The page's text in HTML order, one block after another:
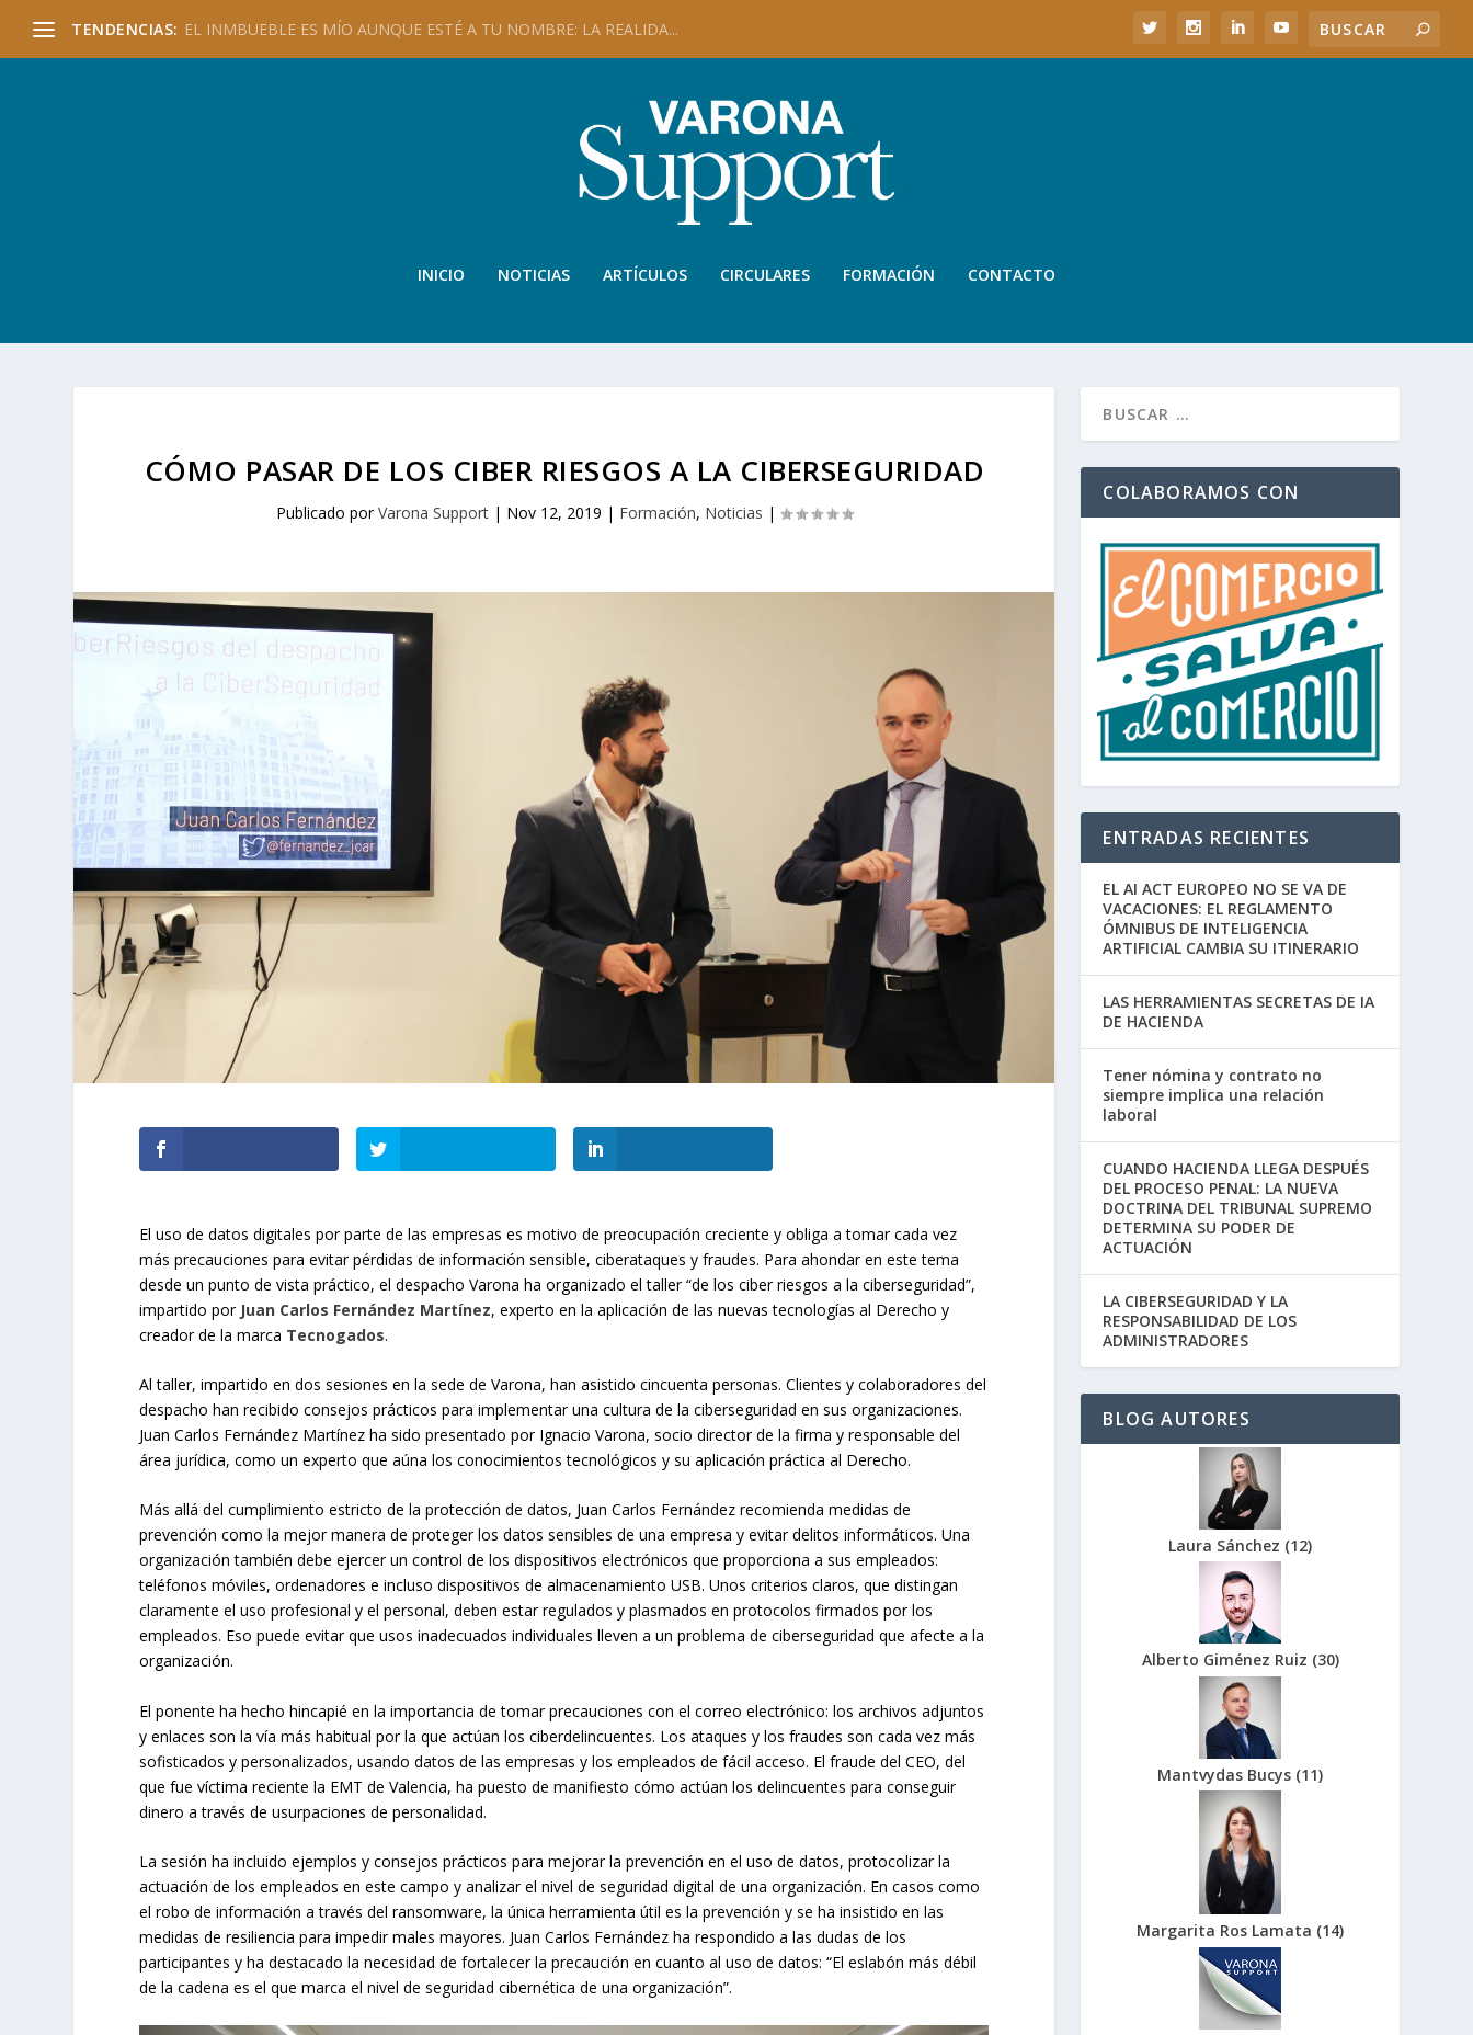
TENDENCIAS: EL INMBUEBLE ES MÍO AUNQUE ESTÉ A TU NOMBRE: LA REALIDA...
INICIO NOTICIAS ARTÍCULOS CIRCULARES FORMACIÓN CONTACTO
CÓMO PASAR DE LOS CIBER RIESGOS A LA CIBERSEGURIDAD
Publicado porVarona Support| Nov 12, 2019 | Formación, Noticias |
El uso de datos digitales por parte de las empresas es motivo de preocupación creciente y obliga a tomar cada vez
más precauciones para evitar pérdidas de información sensible, ciberataques y fraudes. Para ahondar en este tema
desde un punto de vista práctico, el despacho Varona ha organizado el taller “de los ciber riesgos a la ciberseguridad”,
impartido por Juan Carlos Fernández Martínez, experto en la aplicación de las nuevas tecnologías al Derecho y
creador de la marca Tecnogados.
Al taller, impartido en dos sesiones en la sede de Varona, han asistido cincuenta personas. Clientes y colaboradores del
despacho han recibido consejos prácticos para implementar una cultura de la ciberseguridad en sus organizaciones.
Juan Carlos Fernández Martínez ha sido presentado por Ignacio Varona, socio director de la firma y responsable del
área jurídica, como un experto que aúna los conocimientos tecnológicos y su aplicación práctica al Derecho.
Más allá del cumplimiento estricto de la protección de datos, Juan Carlos Fernández recomienda medidas de
prevención como la mejor manera de proteger los datos sensibles de una empresa y evitar delitos informáticos. Una
organización también debe ejercer un control de los dispositivos electrónicos que proporciona a sus empleados:
teléfonos móviles, ordenadores e incluso dispositivos de almacenamiento USB. Unos criterios claros, que distingan
claramente el uso profesional y el personal, deben estar regulados y plasmados en protocolos firmados por los
empleados. Eso puede evitar que usos inadecuados individuales lleven a un problema de ciberseguridad que afecte a la
organización.
El ponente ha hecho hincapié en la importancia de tomar precauciones con el correo electrónico: los archivos adjuntos
y enlaces son la vía más habitual por la que actúan los ciberdelincuentes. Los ataques y los fraudes son cada vez más
sofisticados y personalizados, usando datos de las empresas y los empleados de fácil acceso. El fraude del CEO, del
que fue víctima reciente la EMT de Valencia, ha puesto de manifiesto cómo actúan los delincuentes para conseguir
dinero a través de usurpaciones de personalidad.
La sesión ha incluido ejemplos y consejos prácticos para mejorar la prevención en el uso de datos, protocolizar la
actuación de los empleados en este campo y analizar el nivel de seguridad digital de una organización. En casos como
el robo de información a través del ransomware, la única herramienta útil es la prevención y se ha insistido en las
medidas de resiliencia para impedir males mayores. Juan Carlos Fernández ha respondido a las dudas de los
participantes y ha destacado la necesidad de fortalecer la precaución en cuanto al uso de datos: “El eslabón más débil
de la cadena es el que marca el nivel de seguridad cibernética de una organización”.
COLABORAMOS CON
ENTRADAS RECIENTES
EL AI ACT EUROPEO NO SE VA DE
VACACIONES: EL REGLAMENTO
ÓMNIBUS DE INTELIGENCIA
ARTIFICIAL CAMBIA SU ITINERARIO
LAS HERRAMIENTAS SECRETAS DE IA
DE HACIENDA
Tener nómina y contrato no
siempre implica una relación
laboral
CUANDO HACIENDA LLEGA DESPUÉS
DEL PROCESO PENAL: LA NUEVA
DOCTRINA DEL TRIBUNAL SUPREMO
DETERMINA SU PODER DE
ACTUACIÓN
LA CIBERSEGURIDAD Y LA
RESPONSABILIDAD DE LOS
ADMINISTRADORES
BLOG AUTORES
Laura Sánchez (12)
Alberto Giménez Ruiz (30)
Mantvydas Bucys (11)
Margarita Ros Lamata (14)